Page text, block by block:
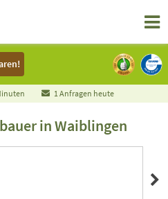
1 Anfragen heute
in Waiblingen